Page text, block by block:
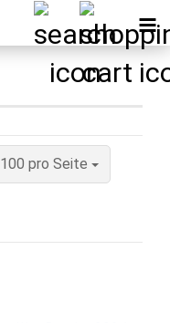
100 pro Seite
pro Seite